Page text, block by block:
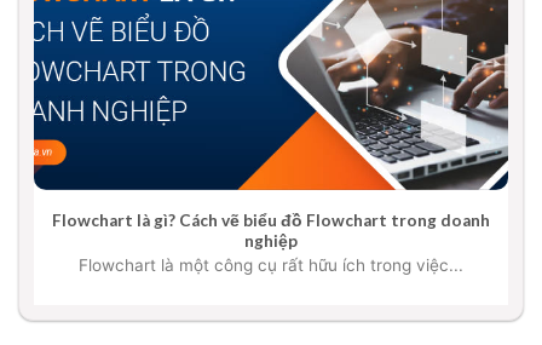
Flowchart là gì? Cách vẽ biểu đồ Flowchart trong doanh
nghiệp
Flowchart là một công cụ rất hữu ích trong việc...